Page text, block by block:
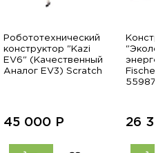
Робототехнический
конструктор "Kazi
EV6" (Качественный
Аналог EV3) Scratch
45 000 Р
559879
26